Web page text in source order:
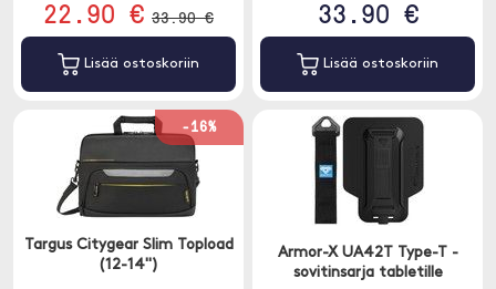
22.90 € 33.90 €
Lisää ostoskoriin
33.90 €
Lisää ostoskoriin
-16%
Targus Citygear Slim Topload
(12-14")
Armor-X UA42T Type-T -
sovitinsarja tabletille